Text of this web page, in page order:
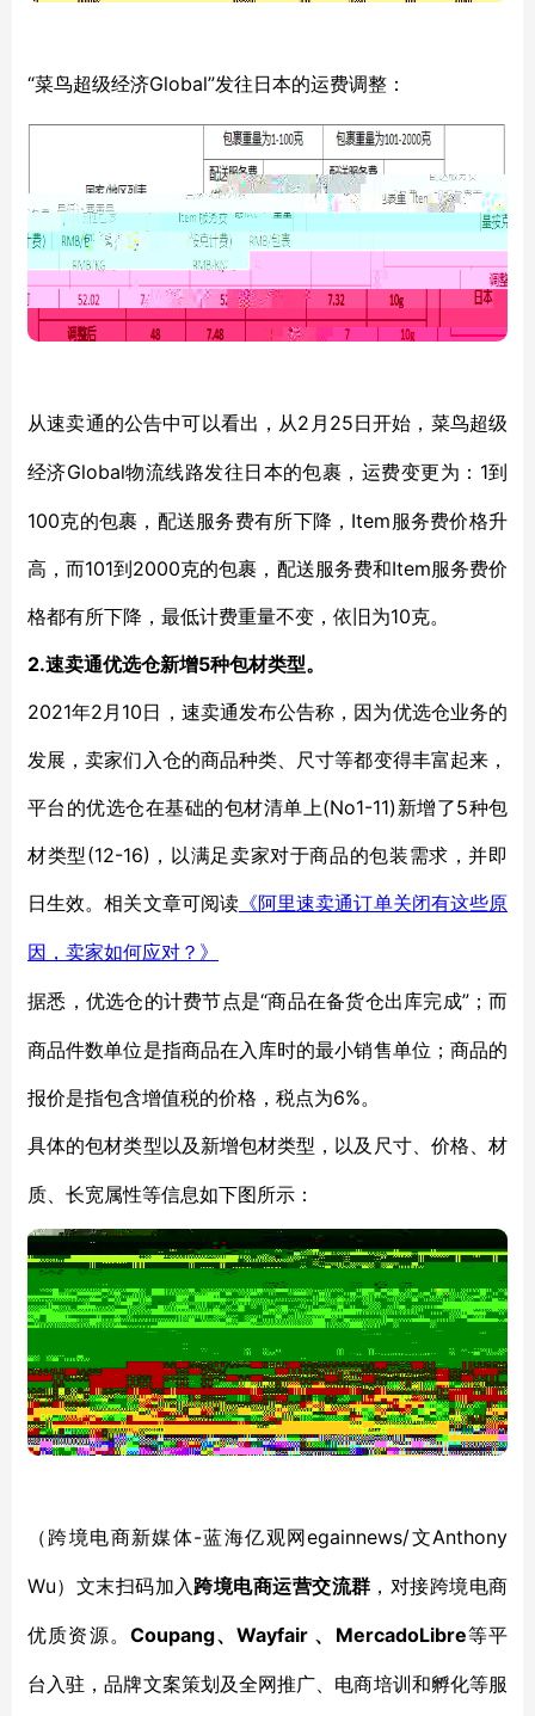
“菜鸟超级经济Global”发往日本的运费调整：
从速卖通的公告中可以看出，从2月25日开始， 菜鸟超级
经济Global物流线路发往日本的包裹，运费变更为：1到
100克的包裹，配送服务费有所下降，Item服务费价格升
高，而101到2000克的包裹，配送服务费和Item服务费价
格都有所下降，最低计费重量不变，依旧为10克。
2.速卖通优选仓新增5种包材类型。
2021年2月10日，速卖通发布公告称，因为优选仓业务的
发展，卖家们入仓的商品种类、尺寸等都变得丰富起来，
平台的优选仓在基础的包材清单上(No1-11)新增了5种包
材类型(12-16)，以满足卖家对于商品的包装需求，并即
日生效。相关文章可阅读《阿里速卖通订单关闭有这些原
因，卖家如何应对？》
据悉，优选仓的计费节点是“商品在备货仓出库完成”；而
商品件数单位是指商品在入库时的最小销售单位；商品的
报价是指包含增值税的价格，税点为6%。
具体的包材类型以及新增包材类型，以及尺寸、价格、材
质、长宽属性等信息如下图所示：
（跨境电商新媒体-蓝海亿观网egainnews/文Anthony
Wu）文末扫码加入 跨境电商运营交流群 ，对接跨境电商
优质资源。 Coupang、Wayfair 、MercadoLibre等平
台入驻，品牌文案策划及全网推广、电商培训和孵化等服